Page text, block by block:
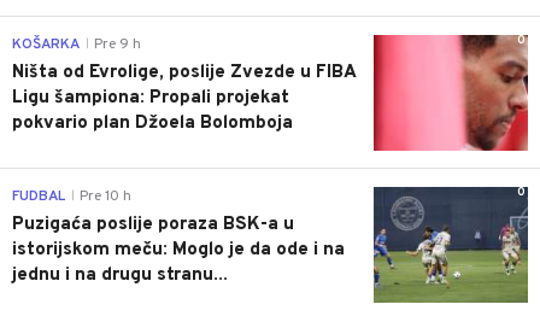
0
KOŠARKA Pre 9 h
Ništa od Evrolige, poslije Zvezde u FIBA
Ligu šampiona: Propali projekat
pokvario plan Džoela Bolomboja
0
FUDBAL Pre 10 h
Puzigaća poslije poraza BSK-a u
istorijskom meču: Moglo je da ode i na
jednu i na drugu stranu...